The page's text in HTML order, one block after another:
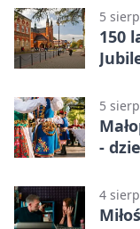
5
150
5
-
4